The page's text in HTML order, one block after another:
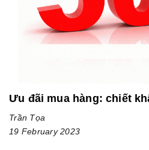
Ưu đãi mua hàng: chiết
Trần Tọa
19 February 2023